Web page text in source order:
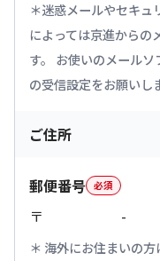
迷惑メールやセキュ
によっては京進からの
す。 お使いのメール
の受信設定をお願いし
ご住所
郵便番号 必須
〒 -
海外にお住まいの